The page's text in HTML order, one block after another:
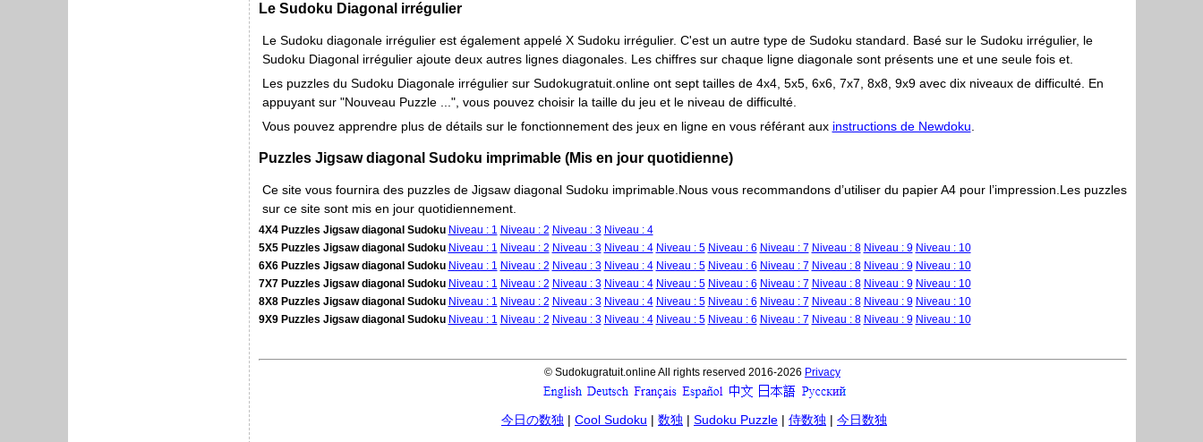
Le Sudoku Diagonal irrégulier
Le Sudoku diagonale irrégulier est également appelé X Sudoku irrégulier. C'est un autre type de Sudoku standard. Basé sur le Sudoku irrégulier, le
Sudoku Diagonal irrégulier ajoute deux autres lignes diagonales. Les chiffres sur chaque ligne diagonale sont présents une et une seule fois et.
Les puzzles du Sudoku Diagonale irrégulier sur Sudokugratuit.online ont sept tailles de 4x4, 5x5, 6x6, 7x7, 8x8, 9x9 avec dix niveaux de difficulté. En
appuyant sur "Nouveau Puzzle ...", vous pouvez choisir la taille du jeu et le niveau de difficulté.
Vous pouvez apprendre plus de détails sur le fonctionnement des jeux en ligne en vous référant aux instructions de Newdoku
Puzzles Jigsaw diagonal Sudoku imprimable (Mis en jour quotidienne)
Ce site vous fournira des puzzles de Jigsaw diagonal Sudoku imprimable.Nous vous recommandons d’utiliser du papier A4 pour l’impression.Les puzzles
sur ce site sont mis en jour quotidiennement.
4X4 Puzzles Jigsaw diagonal Sudoku Niveau : 1 Niveau : 2 Niveau : 3 Niveau : 4
5X5 Puzzles Jigsaw diagonal Sudoku Niveau : 1 Niveau : 2 Niveau : 3 Niveau : 4 Niveau : 5 Niveau : 6 Niveau : 7 Niveau : 8 Niveau : 9 Niveau : 10
6X6 Puzzles Jigsaw diagonal Sudoku Niveau : 1 Niveau : 2 Niveau : 3 Niveau : 4 Niveau : 5 Niveau : 6 Niveau : 7 Niveau : 8 Niveau : 9 Niveau : 10
7X7 Puzzles Jigsaw diagonal Sudoku Niveau : 1 Niveau : 2 Niveau : 3 Niveau : 4 Niveau : 5 Niveau : 6 Niveau : 7 Niveau : 8 Niveau : 9 Niveau : 10
8X8 Puzzles Jigsaw diagonal Sudoku Niveau : 1 Niveau : 2 Niveau : 3 Niveau : 4 Niveau : 5 Niveau : 6 Niveau : 7 Niveau : 8 Niveau : 9 Niveau : 10
9X9 Puzzles Jigsaw diagonal Sudoku Niveau : 1 Niveau : 2 Niveau : 3 Niveau : 4 Niveau : 5 Niveau : 6 Niveau : 7 Niveau : 8 Niveau : 9 Niveau : 10
© Sudokugratuit.online All rights reserved 2016-2026 Privacy
今日の数独 | Cool Sudoku | 数独 | Sudoku Puzzle | 侍数独 | 今日数独